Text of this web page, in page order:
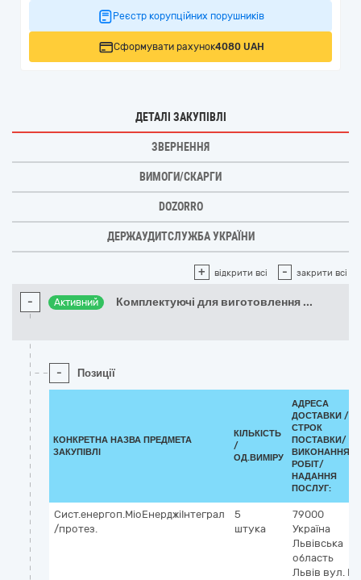
Реєстр корупційних порушників
Сформувати рахунок4080 UAH
ДЕТАЛІ ЗАКУПІВЛІ
ЗВЕРНЕННЯ
ВИМОГИ/СКАРГИ
DOZORRO
ДЕРЖАУДИТСЛУЖБА УКРАЇНИ
+ відкрити всі - закрити всі
- Активний Комплектуючі для виготовлення ...
- Позиції
КОНКРЕТНА НАЗВА ПРЕДМЕТА
ЗАКУПІВЛІ
КІЛЬКІСТЬ
/
ОД.ВИМІРУ
АДРЕСА
ДОСТАВКИ /
СТРОК
ПОСТАВКИ/
ВИКОНАННЯ
РОБІТ/
НАДАННЯ
ПОСЛУГ:
Сист.енергоп.МіоЕнерджіІнтеграл
/протез.
5
штука
79000
Україна
Львівська
область
Львів вул. І.